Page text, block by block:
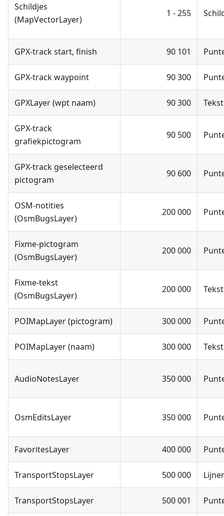
Schildjes
(MapVectorLayer)
1 - 255
GPX-track start, finish 90 101
GPX-track waypoint 90 300
GPXLayer (wpt naam) 90 300 Tekst
GPX-track
grafiekpictogram
90 500
GPX-track geselecteerd
pictogram
90 600
OSM-notities
(OsmBugsLayer)
200 000
Fixme-pictogram
(OsmBugsLayer)
200 000
Fixme-tekst
(OsmBugsLayer)
200 000 Tekst
POIMapLayer (pictogram) 300 000
POIMapLayer (naam) 300 000 Tekst
AudioNotesLayer 350 000
OsmEditsLayer 350 000
FavoritesLayer 400 000
TransportStopsLayer 500 000
TransportStopsLayer 500 001